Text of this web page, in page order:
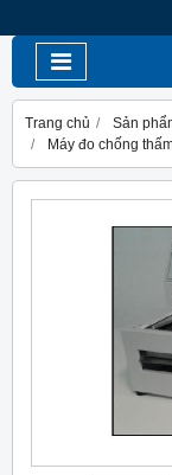
Trang chủ Sản
Máy đo chống